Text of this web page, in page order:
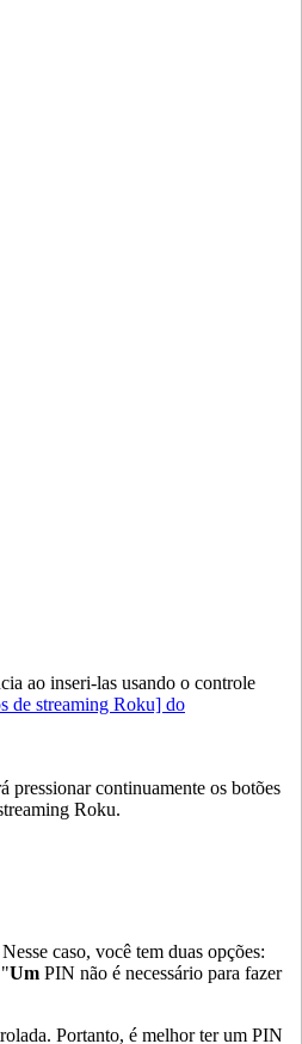
ao inseri-las usando o controle
de streaming Roku] do
pressionar continuamente os botões
Roku.
caso, você tem duas opções:
Um PIN não é necessário para fazer
Portanto, é melhor ter um PIN